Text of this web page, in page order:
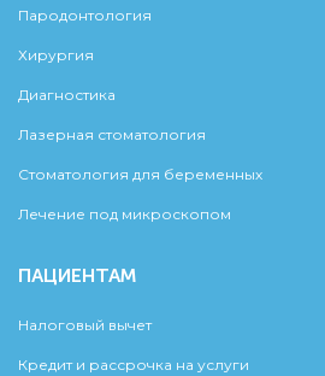
Пародонтология
Хирургия
Диагностика
Лазерная стоматология
Стоматология для беременных
Лечение под микроскопом
ПАЦИЕНТАМ
Налоговый вычет
Кредит и рассрочка на услуги